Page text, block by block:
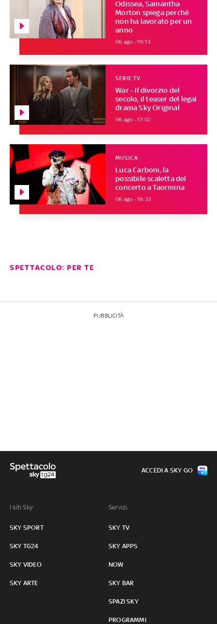
Odissea, Samantha
Morton spiega perché
non ha lavorato per un
anno
06 ago - 19:13
War - Il divorzio del
secolo, il teaser del legal
drama Sky Original
SERIE TV
06 ago - 17:02
Luca Carboni, la
possibile scaletta del
concerto a Taormina
MUSICA
06 ago - 16:33
SPETTACOLO: PER TE
PUBBLICITÀ
I siti Sky:
SKY SPORT
SKY TG24
SKY VIDEO
SKY ARTE
Servizi:
SKY TV
SKY APPS
NOW
SKY BAR
SPAZI SKY
PROGRAMMI
ACCEDI A SKY GO